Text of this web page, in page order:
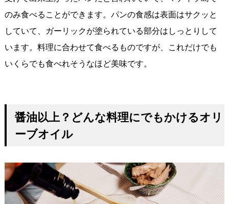
のみ食べることができます。パンの食感は表面はサクッと
していて、ガーリックが塗られている部分はしっとりして
います。料理に合わせて食べるものですが、これだけでも
いくらでも食べれそうなほど美味です。
醤油以上？どんな料理にでもかけるオリ
ーブオイル